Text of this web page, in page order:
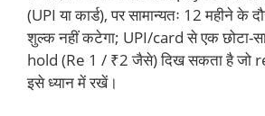
(UPI या कार्ड), पर सामान्यतः 12 महीने के
शुल्क नहीं कटेगा; UPI/card से एक छोटा-
hold (Re 1 / ₹2 जैसे) दिख सकता है जो
इसे ध्यान में रखें।